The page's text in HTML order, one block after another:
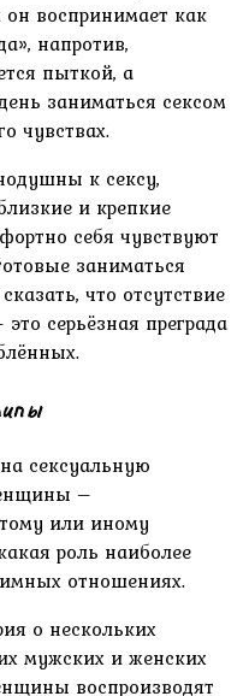
воспринимает как
напротив,
пыткой, а
заниматься сексом
чувствах.
к сексу,
и крепкие
себя чувствуют
заниматься
что отсутствие
серьёзная преграда
сексуальную
–
или иному
роль наиболее
отношениях.
о нескольких
мужских и женских
воспроизводят